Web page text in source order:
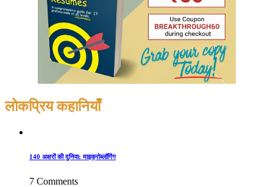
लोकप्रिय कहानियाँ
140 अक्षरों की दुनिया: माइक्रोब्लॉगिंग
7 Comments